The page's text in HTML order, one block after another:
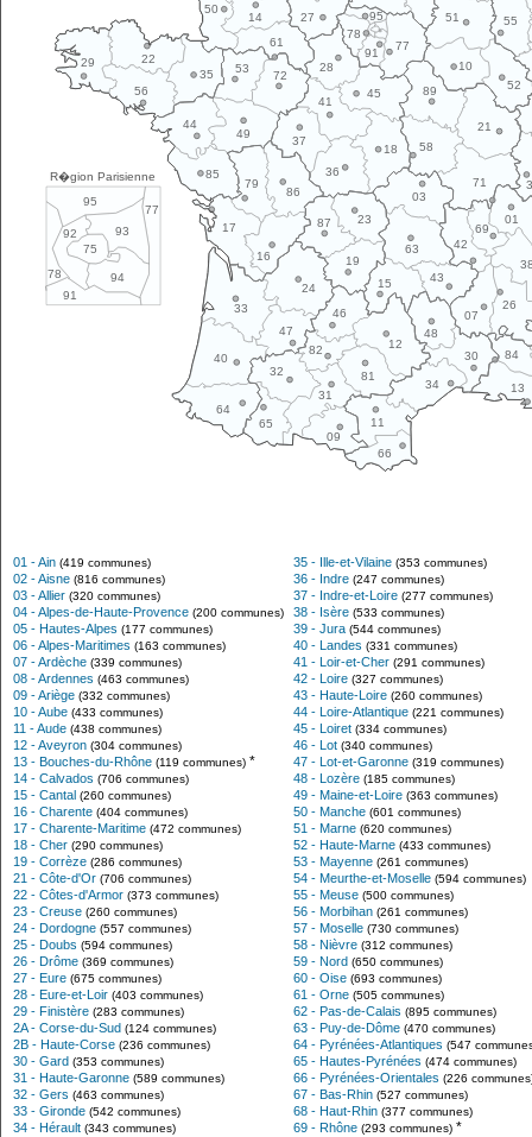
R�gion Parisienne
77
78
91
95
93
75
94
92
10
11
12
13
14
15
16
17
18
19
21
22
23
24
26
27
28
29
30
31
32
33
34
35
36
37
40
41
42
43
44
45
46
47
48
49
50
51
52
53
55
56
58
61
63
64
65
66
69
01
03
07
09
71
72
77
78
79
81
82 84
85
86
87
89
91
95
01 - Ain (419 communes)
02 - Aisne (816 communes)
03 - Allier (320 communes)
04 - Alpes-de-Haute-Provence (200 communes)
05 - Hautes-Alpes (177 communes)
06 - Alpes-Maritimes (163 communes)
07 - Ardèche (339 communes)
08 - Ardennes (463 communes)
09 - Ariège (332 communes)
10 - Aube (433 communes)
11 - Aude (438 communes)
12 - Aveyron (304 communes)
13 - Bouches-du-Rhône (119 communes) *
14 - Calvados (706 communes)
15 - Cantal (260 communes)
16 - Charente (404 communes)
17 - Charente-Maritime (472 communes)
18 - Cher (290 communes)
19 - Corrèze (286 communes)
21 - Côte-d'Or (706 communes)
22 - Côtes-d'Armor (373 communes)
23 - Creuse (260 communes)
24 - Dordogne (557 communes)
25 - Doubs (594 communes)
26 - Drôme (369 communes)
27 - Eure (675 communes)
28 - Eure-et-Loir (403 communes)
29 - Finistère (283 communes)
2A - Corse-du-Sud (124 communes)
2B - Haute-Corse (236 communes)
30 - Gard (353 communes)
31 - Haute-Garonne (589 communes)
32 - Gers (463 communes)
33 - Gironde (542 communes)
34 - Hérault (343 communes)
35 - Ille-et-Vilaine (353 communes)
36 - Indre (247 communes)
37 - Indre-et-Loire (277 communes)
38 - Isère (533 communes)
39 - Jura (544 communes)
40 - Landes (331 communes)
41 - Loir-et-Cher (291 communes)
42 - Loire (327 communes)
43 - Haute-Loire (260 communes)
44 - Loire-Atlantique (221 communes)
45 - Loiret (334 communes)
46 - Lot (340 communes)
47 - Lot-et-Garonne (319 communes)
48 - Lozère (185 communes)
49 - Maine-et-Loire (363 communes)
50 - Manche (601 communes)
51 - Marne (620 communes)
52 - Haute-Marne (433 communes)
53 - Mayenne (261 communes)
54 - Meurthe-et-Moselle (594 communes)
55 - Meuse (500 communes)
56 - Morbihan (261 communes)
57 - Moselle (730 communes)
58 - Nièvre (312 communes)
59 - Nord (650 communes)
60 - Oise (693 communes)
61 - Orne (505 communes)
62 - Pas-de-Calais (895 communes)
63 - Puy-de-Dôme (470 communes)
64 - Pyrénées-Atlantiques (547
65 - Hautes-Pyrénées (474 communes)
66 - Pyrénées-Orientales (226
67 - Bas-Rhin (527 communes)
68 - Haut-Rhin (377 communes)
69 - Rhône (293 communes) *